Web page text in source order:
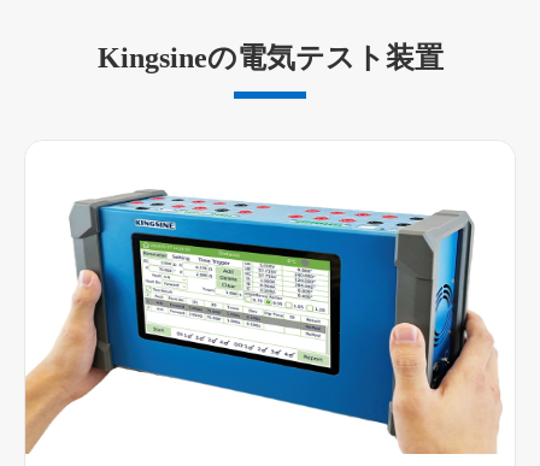
Kingsineの電気テスト装置